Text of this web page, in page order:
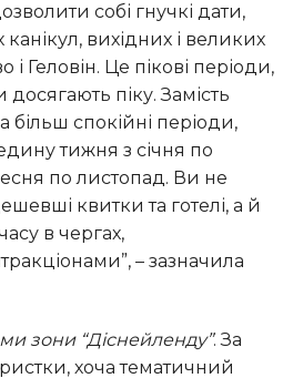
вихідних і великих
і Геловін. Це пікові періоди,
досягають піку. Замість
більш спокійні періоди,
тижня з січня по
по листопад. Ви не
квитки та готелі, а й
в чергах,
– зазначила
зони “Діснейленду”. За
хоча тематичний